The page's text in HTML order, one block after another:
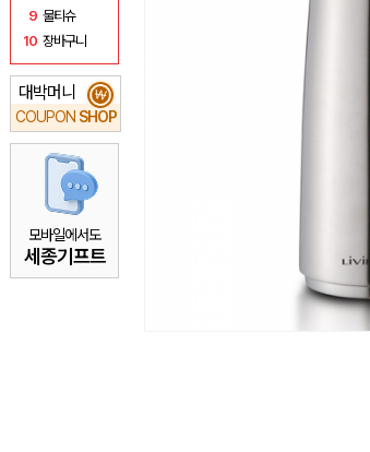
9 물티슈
10 장바구니
대박머니
COUPON SHOP
₩
모바일에서도
세종기프트